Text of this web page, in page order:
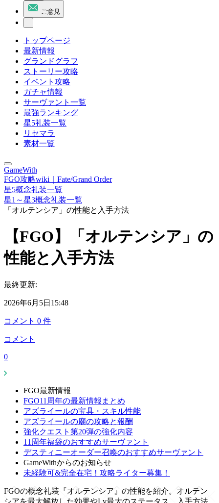
ご意見
トップページ
最新情報
グランドグラフ
ストーリー攻略
イベント攻略
ガチャ情報
サーヴァント一覧
最強ランキング
星5礼装一覧
リセマラ
素材一覧
GameWith
FGO攻略wiki｜Fate/Grand Order
星5概念礼装一覧
星1～星3概念礼装一覧
「オルテンシア」の性能と入手方法
【FGO】「オルテンシア」の
性能と入手方法
最終更新:
2026年6月5日15:48
コメント 0 件
コメント
0
FGO最新情報
FGO11周年の最新情報まとめ
アズライールの宝具・スキル性能
アズライールの廟の攻略と報酬
強化クエスト第20弾の強化内容
11周年福袋のおすすめサーヴァント
デスティニーオーダー召喚のおすすめサーヴァント
GameWithからのお知らせ
未経験可&完全在宅！攻略ライター募集！
FGOの概念礼装『オルテンシア』の性能を紹介。オルテン
シアを最大解放した効果やLv最大のステータス、入手方法